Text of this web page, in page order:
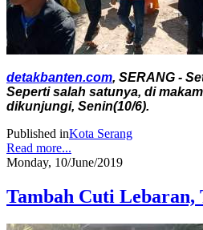
detakbanten.com, SERANG -
Seperti salah satunya, di
dikunjungi, Senin(10/6).
Published inKota Serang
Read more...
Monday, 10/June/2019
Tambah Cuti Lebaran,